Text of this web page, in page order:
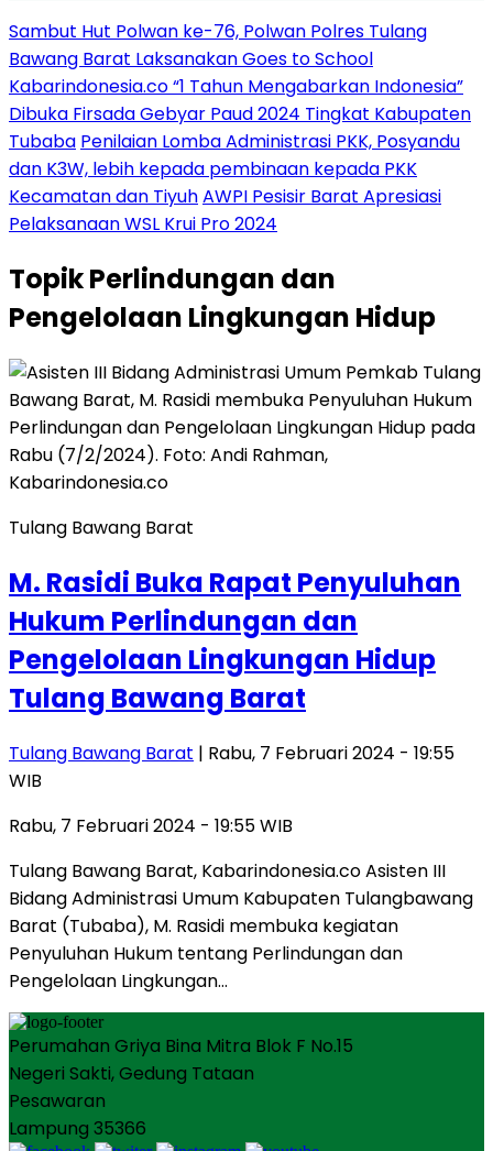
Sambut Hut Polwan ke-76, Polwan Polres Tulang
Bawang Barat Laksanakan Goes to School
Kabarindonesia.co “1 Tahun Mengabarkan Indonesia”
Dibuka Firsada Gebyar Paud 2024 Tingkat Kabupaten
Tubaba Penilaian Lomba Administrasi PKK, Posyandu
dan K3W, lebih kepada pembinaan kepada PKK
Kecamatan dan TiyuhAWPI Pesisir Barat Apresiasi
Pelaksanaan WSL Krui Pro 2024
TopikPerlindungan dan
Pengelolaan Lingkungan Hidup
Tulang Bawang Barat
M. Rasidi Buka Rapat Penyuluhan
Hukum Perlindungan dan
Pengelolaan Lingkungan Hidup
Tulang Bawang Barat
Tulang Bawang Barat | Rabu, 7 Februari 2024 - 19:55
WIB
Rabu, 7 Februari 2024 - 19:55 WIB
Tulang Bawang Barat, Kabarindonesia.co Asisten III
Bidang Administrasi Umum Kabupaten Tulangbawang
Barat (Tubaba), M. Rasidi membuka kegiatan
Penyuluhan Hukum tentang Perlindungan dan
Pengelolaan Lingkungan…
Perumahan Griya Bina Mitra Blok F No.15
Negeri Sakti, Gedung Tataan
Pesawaran
Lampung 35366